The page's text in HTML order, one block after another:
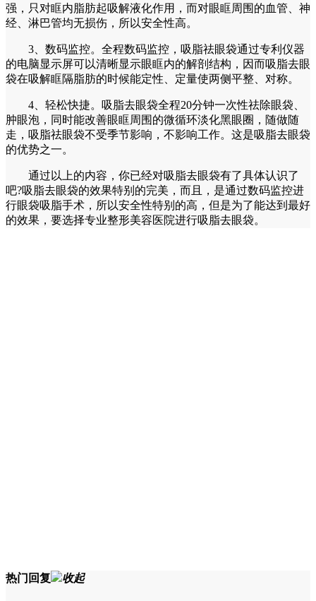
强，只对眶内脂肪起吸解液化作用，而对眼眶周围的血管、神
经、淋巴管均无损伤，所以安全性高。
3、数码监控。全程数码监控，吸脂祛眼袋通过专利仪器
的电脑显示屏可以清晰显示眼眶内的解剖结构，因而吸脂去眼
袋在吸解眶隔脂肪的时候能定性、定量使两侧平整、对称。
4、轻松快捷。吸脂去眼袋全程20分钟一次性祛除眼袋、
肿眼泡，同时能改善眼眶周围的微循环淡化黑眼圈，随做随
走，吸脂祛眼袋不受季节影响，不影响工作。这是吸脂去眼袋
的优势之一。
通过以上的内容，你已经对吸脂去眼袋有了具体认识了
吧?吸脂去眼袋的效果特别的完美，而且，是通过数码监控进
行眼袋吸脂手术，所以安全性特别的高，但是为了能达到最好
的效果，要选择专业整形美容医院进行吸脂去眼袋。
热门回复 收起